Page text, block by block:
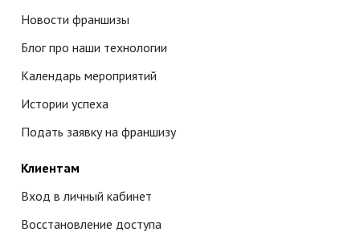
Новости франшизы
Блог про наши технологии
Календарь мероприятий
Истории успеха
Подать заявку на франшизу
Клиентам
Вход в личный кабинет
Восстановление доступа